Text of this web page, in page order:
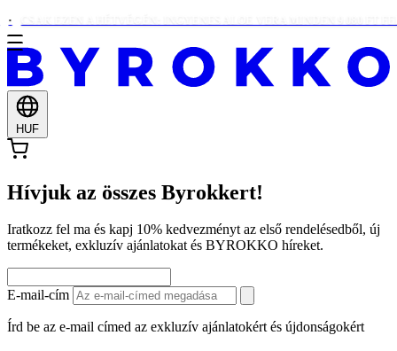
HUF
Hívjuk az összes Byrokkert!
Iratkozz fel ma és kapj 10% kedvezményt az első rendelésedből, új
termékeket, exkluzív ajánlatokat és BYROKKO híreket.
E-mail-cím
Írd be az e-mail címed az exkluzív ajánlatokért és újdonságokért